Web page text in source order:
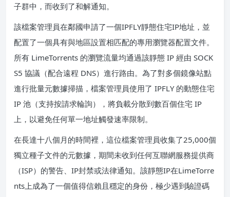
子群中，而收到了和解通知。
該檔案管理員在鄰國申請了一個IPFLY靜態住宅IP地址，並
配置了一個具有與地區設置相匹配的專用瀏覽器配置文件。
所有 LimeTorrents 的瀏覽流量均通過該靜態 IP 經由 SOCK
S5 協議（配合遠程 DNS）進行路由。為了對多個鏡像站點
進行批量元數據掃描，檔案管理員使用了 IPFLY 的動態住宅
IP 池（支持按請求輪詢），將負載分散到數百個住宅 IP
上，以避免任何單一地址觸發速率限制。
在長達十八個月的時間裡，這位檔案管理員收集了25,000個
獨立種子文件的元數據，期間未收到任何互聯網服務提供商
（ISP）的警告、IP封禁或法律通知。該靜態IP在LimeTorre
nts上成為了一個值得信賴且穩定的身份，極少遇到驗證碼